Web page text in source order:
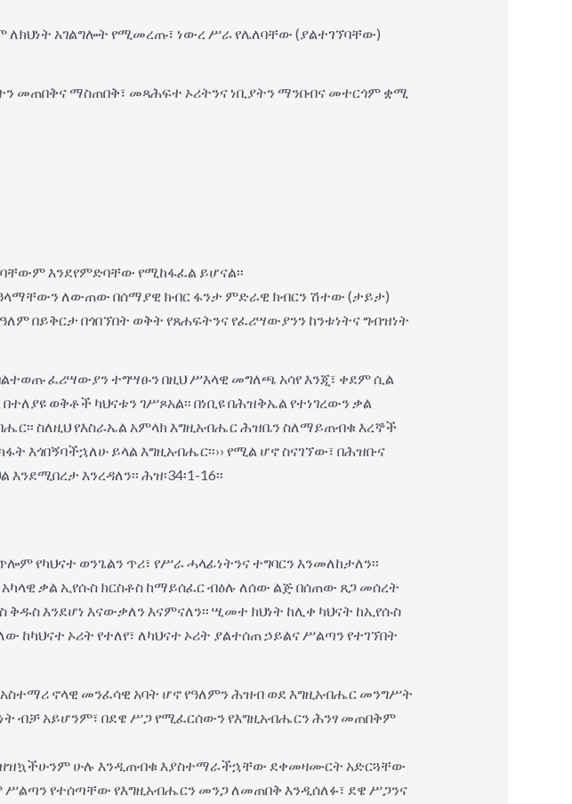
ለክህነት አገልግሎት የሚመረጡ፣ ነውረ ሥራ የሌለባቸው (ያልተገኘባቸው)
መጠበቅና ማስጠበቅ፣ መጻሕፍተ ኦሪትንና ነቢያትን ማንበብና መተርጎም ቋሚ
እንደየምድባቸው የሚከፋፈል ይሆናል፡፡
ዓላማቸውን ለውጠው በሰማያዊ ክብር ፋንታ ምድራዊ ክብርን ሽተው (ታይታ)
በይቅርታ በጎበኘበት ወቅት የጸሐፍትንና የፈሪሣውያንን ከንቱነትና ግብዝነት
ፈሪሣውያን ተግሣፁን በዚህ ሥእላዊ መግለጫ አሳየ እንጂ፣ ቀደም ሲል
ወቅቶች ካህናቱን ገሥጾአል፡፡ በነቢዩ በሕዝቅኤል የተነገረውን ቃል
ስለዚህ የእስራኤል አምላክ እግዚአብሔር ሕዝቤን ስለማይጠብቁ እረኞች
እጎበኝባችኋለሁ ይላል እግዚአብሔር፡፡›› የሚል ሆኖ ስናገኘው፣ በሕዝቡና
እንረዳለን፡፡ ሕዝ፡34፡1-16፡፡
የካህናተ ወንጌልን ጥሪ፣ የሥራ ሓላፊነትንና ተግባርን እንመለከታለን፡፡
ቃል ኢየሱስ ክርስቶስ ከማይሰፈር ብዕሉ ለሰው ልጅ በሰጠው ጸጋ መሰረት
እንደሆነ እናውቃለን እናምናለን፡፡ ሢመተ ክህነት ከሊቀ ካህናት ከኢየሱስ
ከካህናተ ኦሪት የተለየ፣ ለካህናተ ኦሪት ያልተሰጠ ኃይልና ሥልጣን የተገኘበት
ኖላዊ መንፈሳዊ አባት ሆኖ የዓለምን ሕዝብ ወደ እግዚአብሔር መንግሥት
ብቻ አይሆንም፣ በደዌ ሥጋ የሚፈርሰውን የእግዚአብሔርን ሕንፃ መጠበቅም
ሁሉ እንዲጠብቁ እያስተማራችኋቸው ደቀመዛሙርት አድርጓቸው
ሥልጣን የተሰጣቸው የእግዚአብሔርን መንጋ ለመጠበቅ እንዲሰለፉ፣ ደዌ ሥጋንና